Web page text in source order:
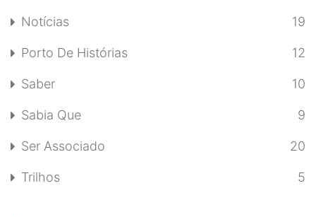
Notícias 19
Porto De Histórias 12
Saber 10
Sabia Que 9
Ser Associado 20
Trilhos 5